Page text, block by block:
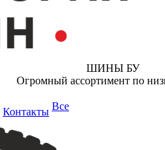
ШИНЫ БУ
Огромный ассортимент по
Контакты Все